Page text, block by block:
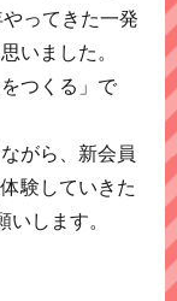
ってきた一発
いました。
つくる」で
がら、新会員
験していきた
します。